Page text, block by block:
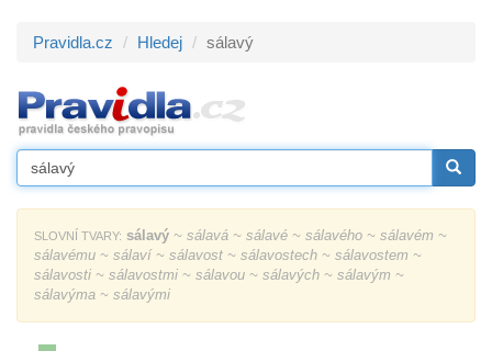
Pravidla.cz Hledej sálavý
SLOVNÍ TVARY: sálavý ~ sálavá ~ sálavé ~ sálavého ~ sálavém ~
sálavému ~ sálaví ~ sálavost ~ sálavostech ~ sálavostem ~
sálavosti ~ sálavostmi ~ sálavou ~ sálavých ~ sálavým ~
sálavýma ~ sálavými